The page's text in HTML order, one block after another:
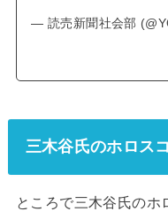
— 読売新聞社会部
三木谷氏のホロス
ところで三木谷氏のホ